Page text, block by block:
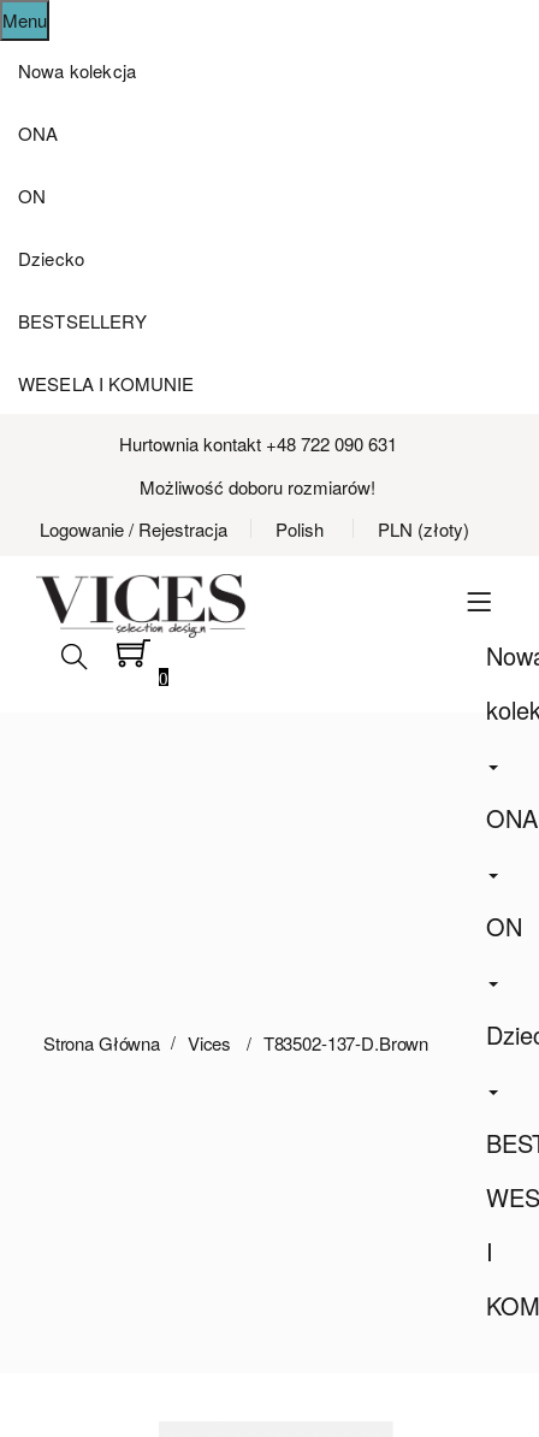
Menu
Nowa kolekcja
ONA
ON
Dziecko
BESTSELLERY
WESELA I KOMUNIE
Hurtownia kontakt +48 722 090 631
Możliwość doboru rozmiarów!
Logowanie/ Rejestracja Polish PLN (złoty)
ONA
ON
I
0
Strona Główna Vices T83502-137-D.brown